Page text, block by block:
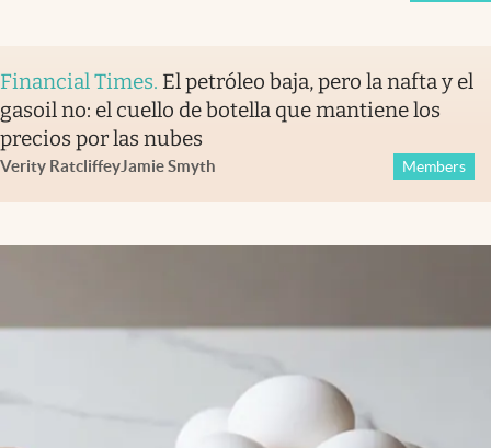
Financial Times. El petróleo baja, pero la nafta y el
gasoil no: el cuello de botella que mantiene los
precios por las nubes
Verity RatcliffeyJamie Smyth Members